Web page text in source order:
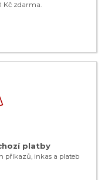
Kč zdarma.
platby
příkazů, inkas a plateb